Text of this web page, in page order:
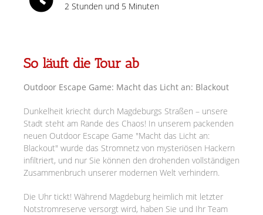
2 Stunden und 5 Minuten
So läuft die Tour ab
Outdoor Escape Game: Macht das Licht an: Blackout
Dunkelheit kriecht durch Magdeburgs Straßen – unsere
Stadt steht am Rande des Chaos! In unserem packenden
neuen Outdoor Escape Game "Macht das Licht an:
Blackout" wurde das Stromnetz von mysteriösen Hackern
infiltriert, und nur Sie können den drohenden vollständigen
Zusammenbruch unserer modernen Welt verhindern.
Die Uhr tickt! Während Magdeburg heimlich mit letzter
Notstromreserve versorgt wird, haben Sie und Ihr Team